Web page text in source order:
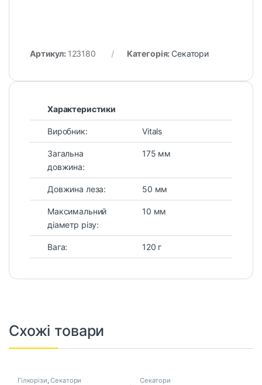
Артикул: 123180 Категорія: Секатори
Характеристики
Виробник: Vitals
Загальна
довжина:
175 мм
Довжина леза: 50 мм
Максимальний
діаметр різу:
10 мм
Вага: 120 г
Схожі товари
Гілкорізи,Секатори Секатори